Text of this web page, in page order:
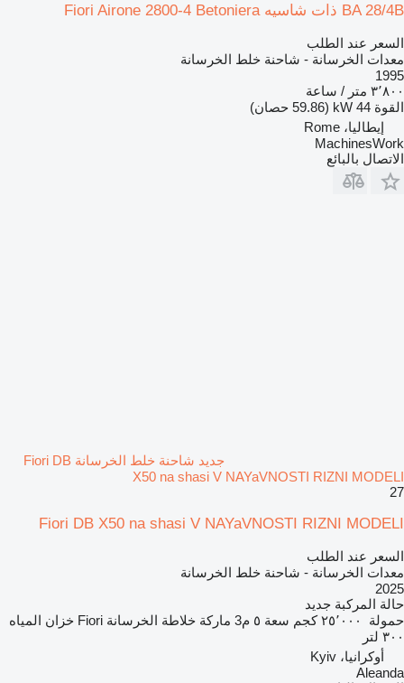
BA 28/4B ذات شاسيه Fiori Airone 2800-4 Betoniera
السعر عند الطلب
معدات الخرسانة - شاحنة خلط الخرسانة
1995
٣٬٨٠٠ متر / ساعة
القوة 44 kW (59.86 حصان)
إيطاليا، Rome
MachinesWork
الاتصال بالبائع
جديد شاحنة خلط الخرسانة Fiori DB
X50 na shasi V NAYaVNOSTI RIZNI MODELI
27
Fiori DB X50 na shasi V NAYaVNOSTI RIZNI MODELI
السعر عند الطلب
معدات الخرسانة - شاحنة خلط الخرسانة
2025
حالة المركبة جديد
حمولة
٢٥٬٠٠٠ كجم سعة ٥ م3 ماركة خلاطة الخرسانة Fiori خزان المياه
٣٠٠ لتر
أوكرانيا، Kyiv
Aleanda